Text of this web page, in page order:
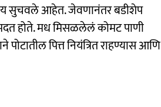
सुचवले आहेत. जेवणानंतर बडीशेप
होते. मध मिसळलेलं कोमट पाणी
पित्त नियंत्रित राहण्यास आणि